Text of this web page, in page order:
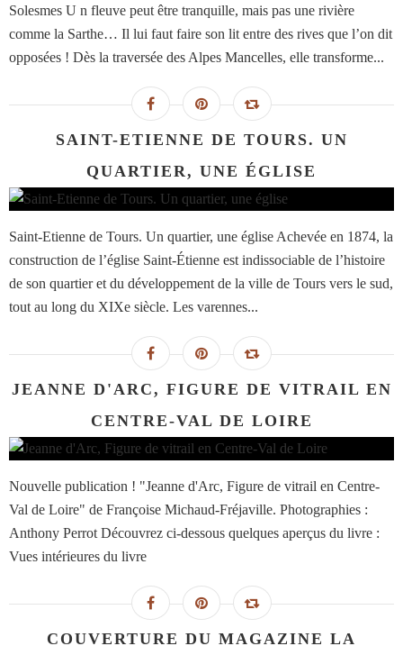
Solesmes U n fleuve peut être tranquille, mais pas une rivière
comme la Sarthe… Il lui faut faire son lit entre des rives que l’on dit
opposées ! Dès la traversée des Alpes Mancelles, elle transforme...
SAINT-ETIENNE DE TOURS. UN
QUARTIER, UNE ÉGLISE
Saint-Etienne de Tours. Un quartier, une église Achevée en 1874, la
construction de l’église Saint-Étienne est indissociable de l’histoire
de son quartier et du développement de la ville de Tours vers le sud,
tout au long du XIXe siècle. Les varennes...
JEANNE D'ARC, FIGURE DE VITRAIL EN
CENTRE-VAL DE LOIRE
Nouvelle publication ! "Jeanne d'Arc, Figure de vitrail en Centre-
Val de Loire" de Françoise Michaud-Fréjaville. Photographies :
Anthony Perrot Découvrez ci-dessous quelques aperçus du livre :
Vues intérieures du livre
COUVERTURE DU MAGAZINE LA